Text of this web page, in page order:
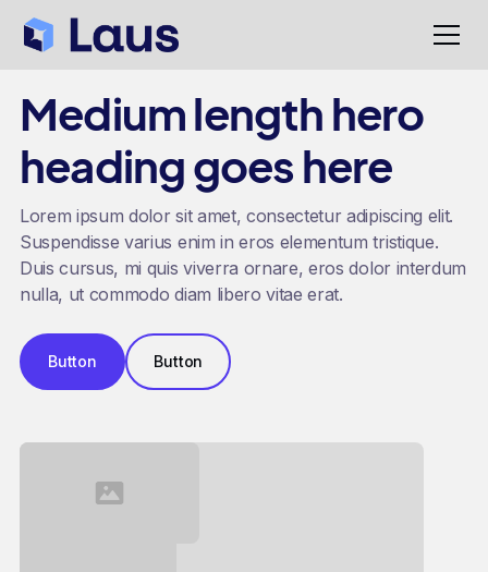
Medium length hero
heading goes here
Lorem ipsum dolor sit amet, consectetur adipiscing elit.
Suspendisse varius enim in eros elementum tristique.
Duis cursus, mi quis viverra ornare, eros dolor interdum
nulla, ut commodo diam libero vitae erat.
Button Button